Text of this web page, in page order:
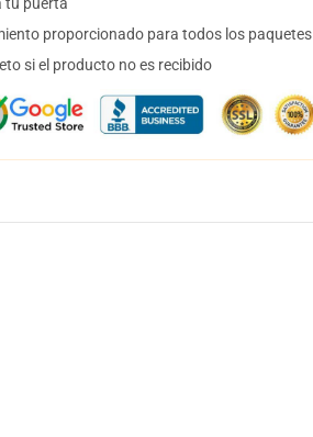
proporcionado para todos los paquetes
si el producto no es recibido